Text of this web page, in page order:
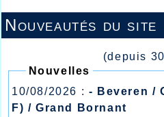
Nouveautés du site
(depuis
Nouvelles
10/08/2026 : - Beveren /
F) / Grand Bornant